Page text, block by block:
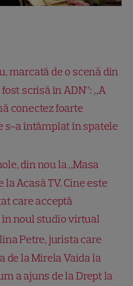
marcată de o scenă din
scrisă în ADN”: „A
conectez foarte
s-a întâmplat în spatele
din nou la „Masa
la Acasă TV. Cine este
care acceptă
în noul studio virtual
Petre, jurista care
de la Mirela Vaida la
a ajuns de la Drept la